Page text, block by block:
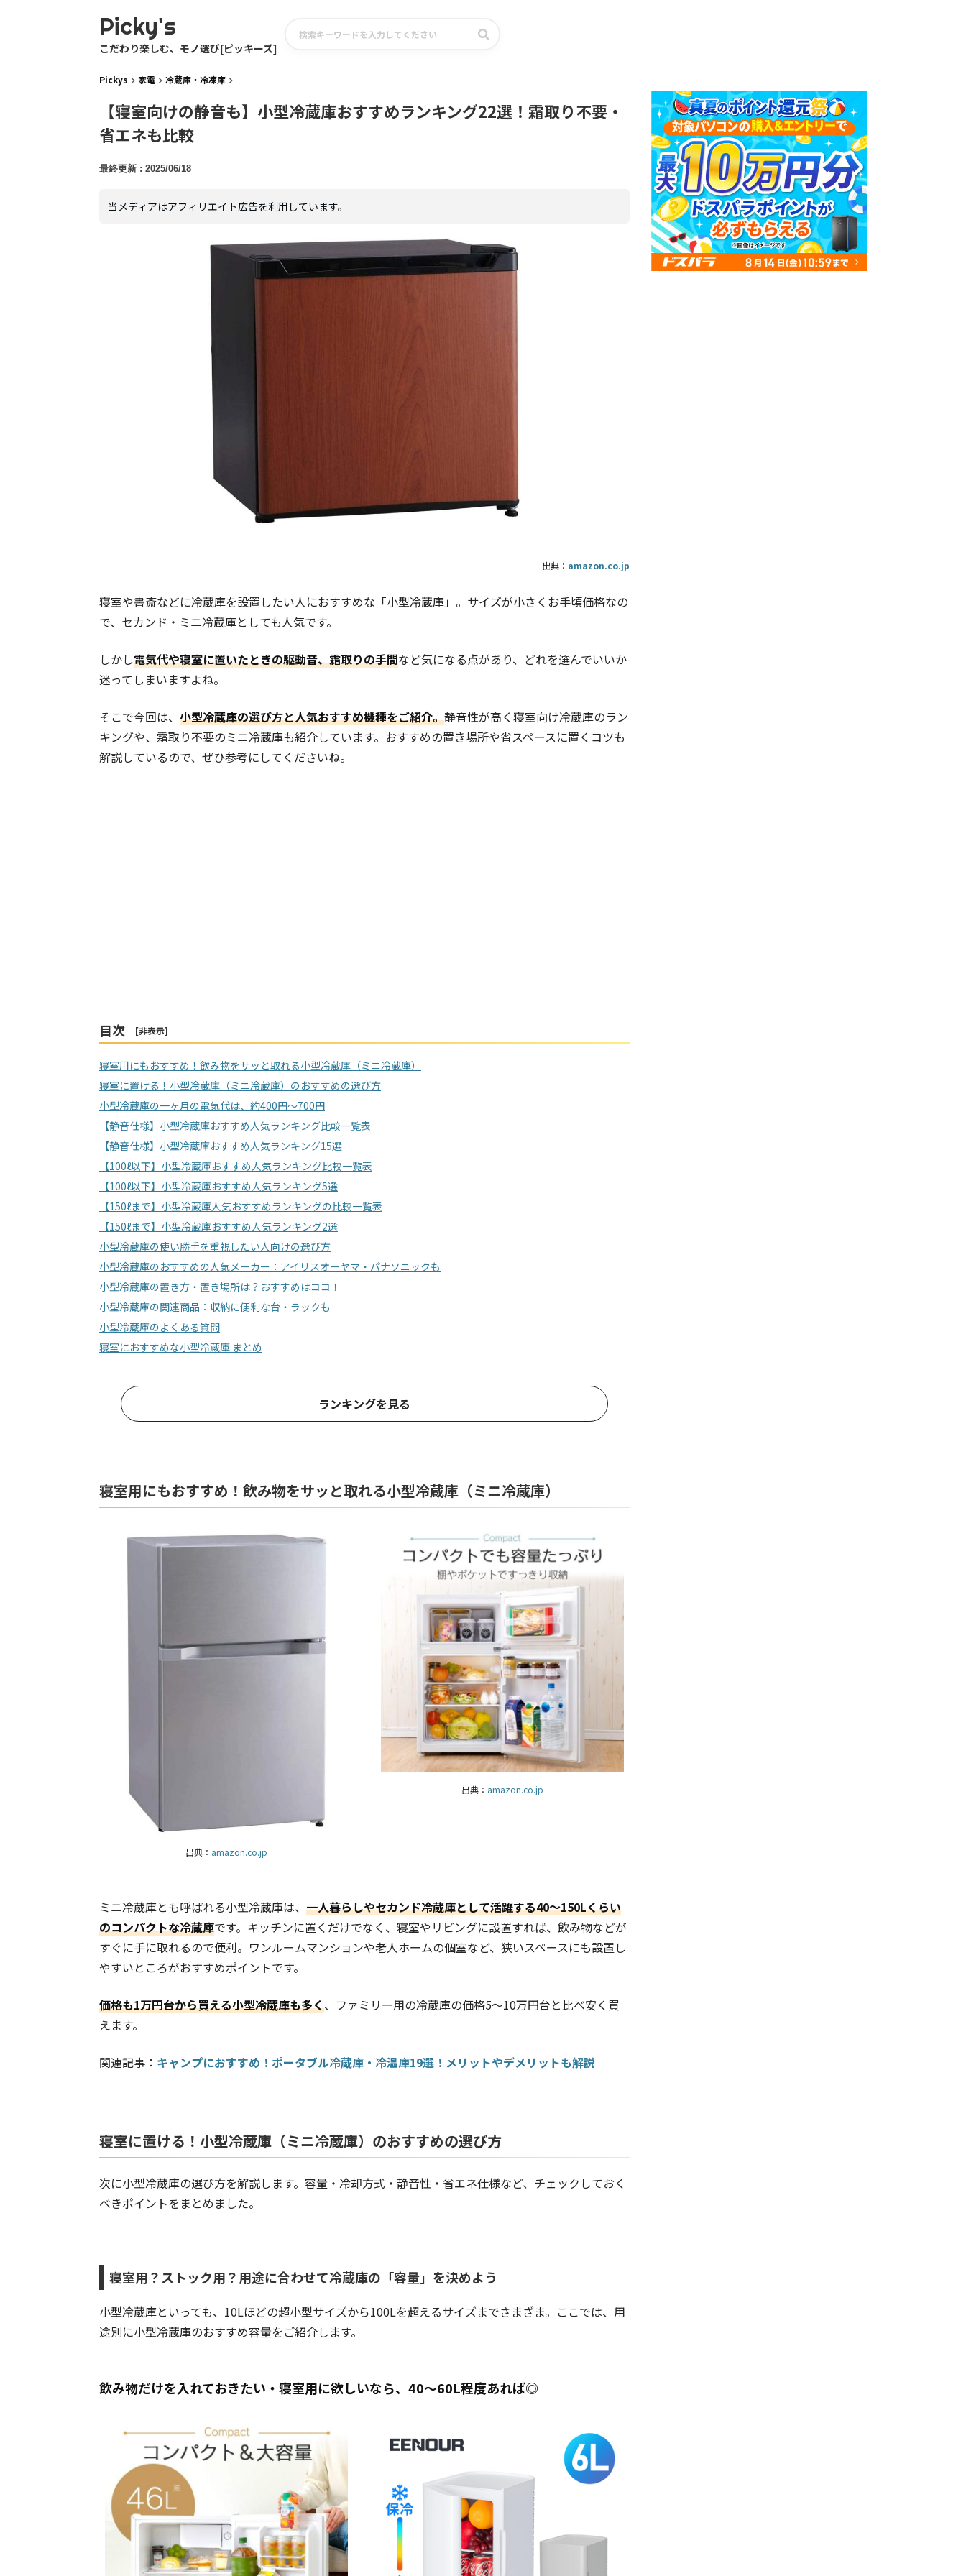
Picky's
こだわり楽しむ、モノ選び[ピッキーズ]
Pickys 家電 冷蔵庫・冷凍庫
【寝室向けの静音も】小型冷蔵庫おすすめランキング22選！霜取り不要・
省エネも比較
2025/06/18
当メディアはアフィリエイト広告を利用しています。
出典： amazon.co.jp
寝室や書斎などに冷蔵庫を設置したい人におすすめな「小型冷蔵庫」。サイズが小さくお手頃価格なの
で、セカンド・ミニ冷蔵庫としても人気です。
しかし電気代や寝室に置いたときの駆動音、霜取りの手間など気になる点があり、どれを選んでいいか
迷ってしまいますよね。
そこで今回は、 小型冷蔵庫の選び方と人気おすすめ機種をご紹介。静音性が高く寝室向け冷蔵庫のラン
キングや、霜取り不要のミニ冷蔵庫も紹介しています。おすすめの置き場所や省スペースに置くコツも
解説しているので、ぜひ参考にしてくださいね。
目次 [非表示]
寝室用にもおすすめ！飲み物をサッと取れる小型冷蔵庫（ミニ冷蔵庫）
寝室に置ける！小型冷蔵庫（ミニ冷蔵庫）のおすすめの選び方
小型冷蔵庫の一ヶ月の電気代は、約400円～700円
【静音仕様】小型冷蔵庫おすすめ人気ランキング比較一覧表
【静音仕様】小型冷蔵庫おすすめ人気ランキング15選
【100ℓ以下】小型冷蔵庫おすすめ人気ランキング比較一覧表
【100ℓ以下】小型冷蔵庫おすすめ人気ランキング5選
【150ℓまで】小型冷蔵庫人気おすすめランキングの比較一覧表
【150ℓまで】小型冷蔵庫おすすめ人気ランキング2選
小型冷蔵庫の使い勝手を重視したい人向けの選び方
小型冷蔵庫のおすすめの人気メーカー：アイリスオーヤマ・パナソニックも
小型冷蔵庫の置き方・置き場所は？おすすめはココ！
小型冷蔵庫の関連商品：収納に便利な台・ラックも
小型冷蔵庫のよくある質問
寝室におすすめな小型冷蔵庫 まとめ
ランキングを見る
寝室用にもおすすめ！飲み物をサッと取れる小型冷蔵庫（ミニ冷蔵庫）
出典： amazon.co.jp
出典： amazon.co.jp
ミニ冷蔵庫とも呼ばれる小型冷蔵庫は、 一人暮らしやセカンド冷蔵庫として活躍する40～150Lくらい
のコンパクトな冷蔵庫です。キッチンに置くだけでなく、寝室やリビングに設置すれば、飲み物などが
すぐに手に取れるので便利。ワンルームマンションや老人ホームの個室など、狭いスペースにも設置し
やすいところがおすすめポイントです。
価格も1万円台から買える小型冷蔵庫も多く、ファミリー用の冷蔵庫の価格5～10万円台と比べ安く買
えます。
関連記事： キャンプにおすすめ！ポータブル冷蔵庫・冷温庫19選！メリットやデメリットも解説
寝室に置ける！小型冷蔵庫（ミニ冷蔵庫）のおすすめの選び方
次に小型冷蔵庫の選び方を解説します。容量・冷却方式・静音性・省エネ仕様など、チェックしておく
べきポイントをまとめました。
寝室用？ストック用？用途に合わせて冷蔵庫の「容量」を決めよう
小型冷蔵庫といっても、10Lほどの超小型サイズから100Lを超えるサイズまでさまざま。ここでは、用
途別に小型冷蔵庫のおすすめ容量をご紹介します。
飲み物だけを入れておきたい・寝室用に欲しいなら、40～60L程度あれば◎